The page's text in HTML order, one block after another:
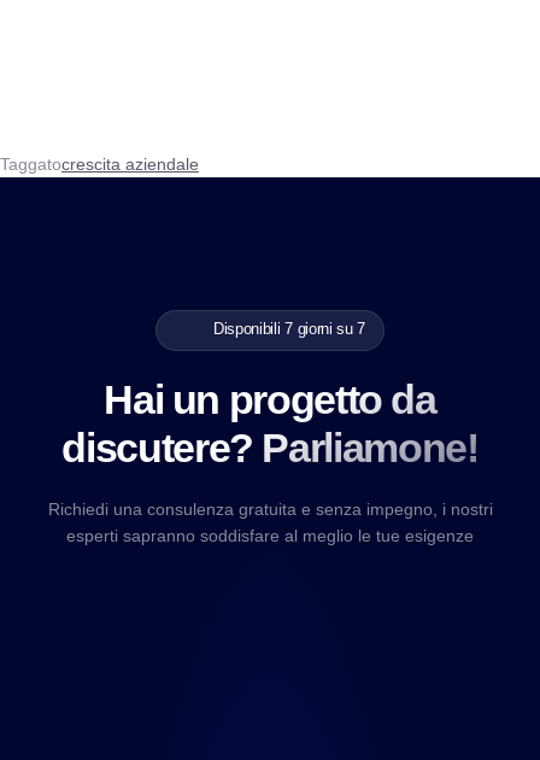
Taggatocrescita aziendale
Disponibili 7 giorni su 7
Hai un progetto da
discutere? Parliamone!
Richiedi una consulenza gratuita e senza impegno, i nostri
esperti sapranno soddisfare al meglio le tue esigenze